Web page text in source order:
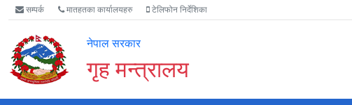
Accessibility
Mode
गर्नुहोस्
मुख्य
सामाग्री
पढ्नुहाेस्
मुख्य
नेभिगेसन
पढ्नुहाेस्
वेबसाइट
खोजमा
जानुहोस्
सम्पर्क मातहतका कार्यालयहरु टेलिफोन निर्देशिका
नेपाल सरकार
गृह मन्त्रालय